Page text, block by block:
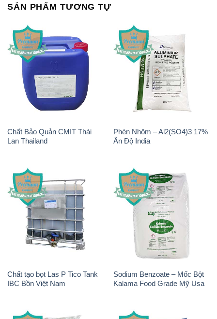
SẢN PHẨM TƯƠNG TỰ
Chất Bảo Quản CMIT Thái
Lan Thailand
Phèn Nhôm – Al2(SO4)3 17%
Ấn Độ India
Chất tạo bọt Las P Tico Tank
IBC Bồn Việt Nam
Sodium Benzoate – Mốc Bột
Kalama Food Grade Mỹ Usa